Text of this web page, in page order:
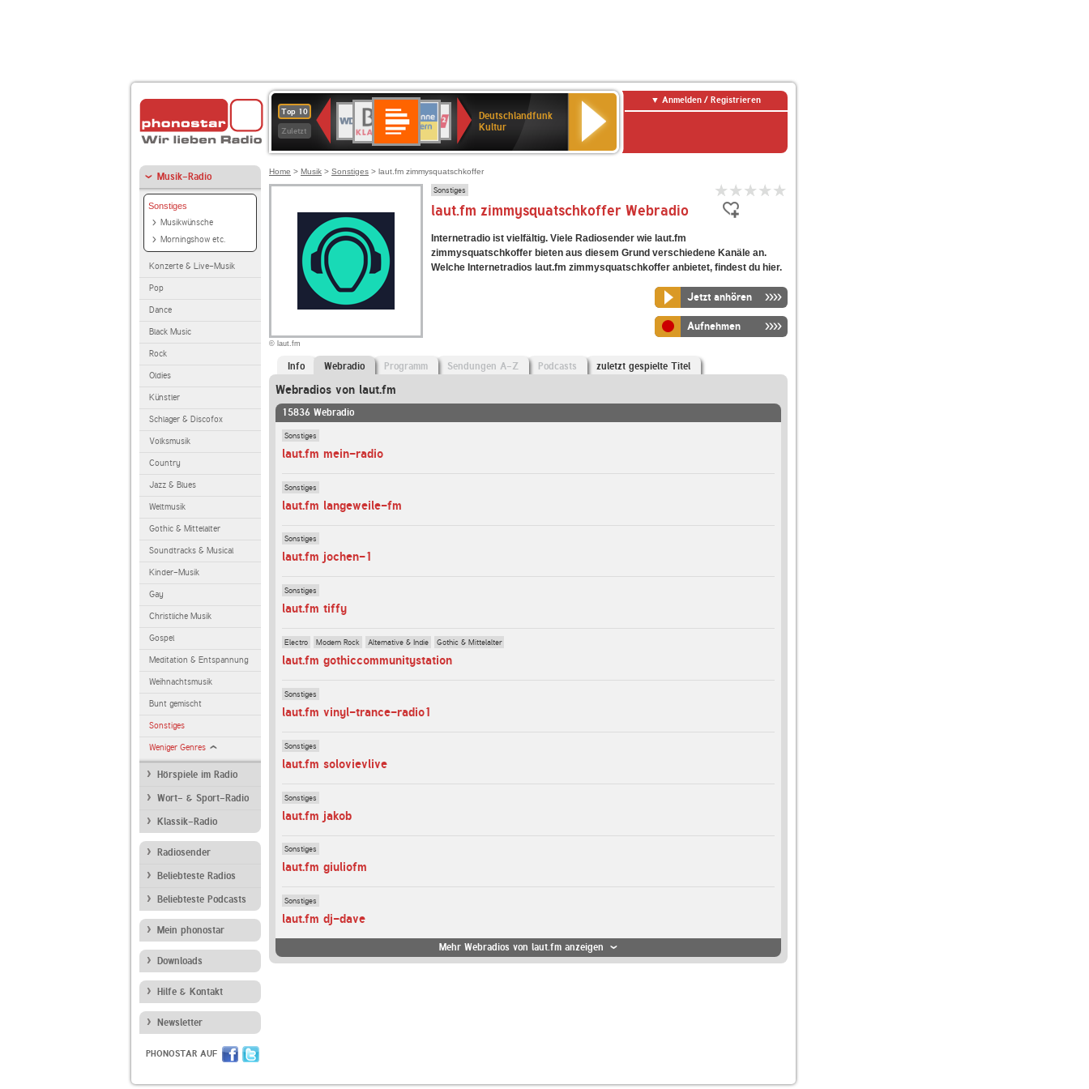
Top 10
Zuletzt
Deutschlandfunk
80er
90er
OLDIE
ANTENNE
SWR3
4
BR-
KLASSIK
Deutschlandfunk
Kultur
ANTENNE
BAYERN
SWR
Kultur
NDR
2
Deutschlandfunk
Kultur
Anmelden / Registrieren
Musik-Radio
Sonstiges
Musikwünsche
Morningshow etc.
Konzerte & Live-Musik
Pop
Dance
Black Music
Rock
Oldies
Künstler
Schlager & Discofox
Volksmusik
Country
Jazz & Blues
Weltmusik
Gothic & Mittelalter
Soundtracks & Musical
Kinder-Musik
Gay
Christliche Musik
Gospel
Meditation & Entspannung
Weihnachtsmusik
Bunt gemischt
Sonstiges
Weniger Genres
Hörspiele im Radio
Wort- & Sport-Radio
Klassik-Radio
Radiosender
Beliebteste Radios
Beliebteste Podcasts
Mein phonostar
Downloads
Hilfe & Kontakt
Newsletter
PHONOSTAR AUF
Home > Musik > Sonstiges > laut.fm zimmysquatschkoffer
© laut.fm
Sonstiges
laut.fm zimmysquatschkoffer Webradio
Internetradio ist vielfältig. Viele Radiosender wie laut.fm
zimmysquatschkoffer bieten aus diesem Grund verschiedene Kanäle an.
Welche Internetradios laut.fm zimmysquatschkoffer anbietet, findest du hier.
Jetzt anhören
Aufnehmen
Info Webradio Programm Sendungen A-Z Podcasts zuletzt gespielte Titel
Webradios von laut.fm
15836 Webradio
Sonstiges
laut.fm mein-radio
Sonstiges
laut.fm langeweile-fm
Sonstiges
laut.fm jochen-1
Sonstiges
laut.fm tiffy
Electro Modern Rock Alternative & Indie Gothic & Mittelalter
laut.fm gothiccommunitystation
Sonstiges
laut.fm vinyl-trance-radio1
Sonstiges
laut.fm solovievlive
Sonstiges
laut.fm jakob
Sonstiges
laut.fm giuliofm
Sonstiges
laut.fm dj-dave
Mehr Webradios von laut.fm anzeigen